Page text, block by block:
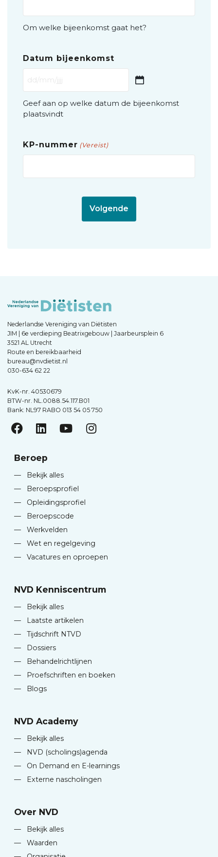
Om welke bijeenkomst gaat het?
Datum bijeenkomst
Geef aan op welke datum de bijeenkomst
plaatsvindt
KP-nummer (Vereist)
Nederlandse Vereniging van Diëtisten
JIM | 6e verdieping Beatrixgebouw | Jaarbeursplein 6
3521 AL Utrecht
Route en bereikbaarheid
bureau@nvdietist.nl
030-634 62 22
KvK-nr. 40530679
BTW-nr. NL.0088.54.117.B01
Bank: NL97 RABO 013 54 05 750
Beroep
—
Bekijk alles
—
Beroepsprofiel
—
Opleidingsprofiel
—
Beroepscode
—
Werkvelden
—
Wet en regelgeving
—
Vacatures en oproepen
NVD Kenniscentrum
—
Bekijk alles
—
Laatste artikelen
—
Tijdschrift NTVD
—
Dossiers
—
Behandelrichtlijnen
—
Proefschriften en boeken
—
Blogs
NVD Academy
—
Bekijk alles
—
NVD (scholings)agenda
—
On Demand en E-learnings
—
Externe nascholingen
Over NVD
—
Bekijk alles
—
Waarden